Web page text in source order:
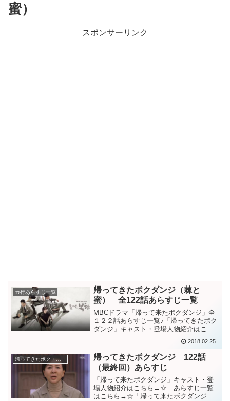
蜜）
スポンサーリンク
カ行あらすじ一覧
帰ってきたポクダンジ（棘と
蜜） 全122話あらすじ一覧
MBCドラマ「帰って来たポクダンジ」全
１２２話あらすじ一覧♪「帰ってきたポク
ダンジ」キャスト・登場人物紹介はこち
は、以前働いていた会社の社長の息子働
くミンギュに思いを寄せている。しか
し、ミンギュには忘れられ...
2018.02.25
帰ってきたポク・ダンジ（棘と蜜）
帰ってきたポクダンジ 122話
（最終回）あらすじ
「帰って来たポクダンジ」キャスト・登
場人物紹介はこちら→☆ あらすじ一覧
はこちら→☆「帰って来たボクダンジ」